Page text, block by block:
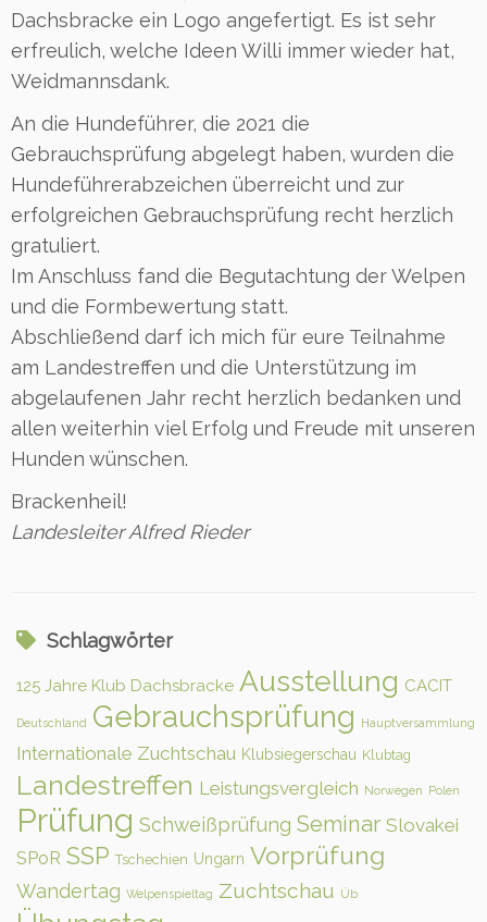
Dachsbracke ein Logo angefertigt. Es ist sehr
erfreulich, welche Ideen Willi immer wieder hat,
Weidmannsdank.
An die Hundeführer, die 2021 die
Gebrauchsprüfung abgelegt haben, wurden die
Hundeführerabzeichen überreicht und zur
erfolgreichen Gebrauchsprüfung recht herzlich
gratuliert.
Im Anschluss fand die Begutachtung der Welpen
und die Formbewertung statt.
Abschließend darf ich mich für eure Teilnahme
am Landestreffen und die Unterstützung im
abgelaufenen Jahr recht herzlich bedanken und
allen weiterhin viel Erfolg und Freude mit unseren
Hunden wünschen.
Brackenheil!
Landesleiter Alfred Rieder
Schlagwörter
125 Jahre Klub Dachsbracke Ausstellung CACIT
Deutschland Gebrauchsprüfung Hauptversammlung
Internationale Zuchtschau Klubsiegerschau Klubtag
Landestreffen Leistungsvergleich Norwegen Polen
Prüfung Schweißprüfung Seminar Slovakei
SPoR SSP Tschechien Ungarn Vorprüfung
Wandertag Welpenspieltag Zuchtschau Üb